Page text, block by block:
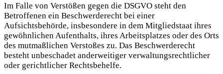
Im Falle von Verstößen gegen die DSGVO steht den
Betroffenen ein Beschwerderecht bei einer
Aufsichtsbehörde, insbesondere in dem Mitgliedstaat ihres
gewöhnlichen Aufenthalts, ihres Arbeitsplatzes oder des Orts
des mutmaßlichen Verstoßes zu. Das Beschwerderecht
besteht unbeschadet anderweitiger verwaltungsrechtlicher
oder gerichtlicher Rechtsbehelfe.